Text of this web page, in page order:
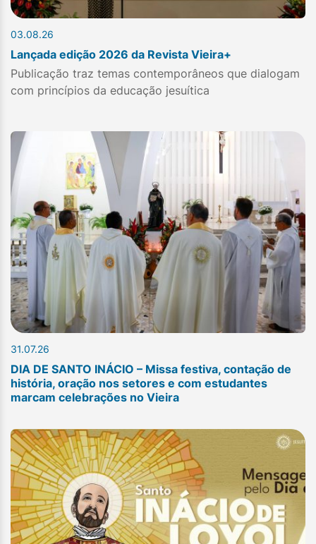
03.08.26
Lançada edição 2026 da Revista Vieira+
Publicação traz temas contemporâneos que dialogam
com princípios da educação jesuítica
31.07.26
DIA DE SANTO INÁCIO – Missa festiva, contação de
história, oração nos setores e com estudantes
marcam celebrações no Vieira